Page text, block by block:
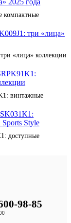
компактные
«лица» коллекции
винтажные
доступные
98-85